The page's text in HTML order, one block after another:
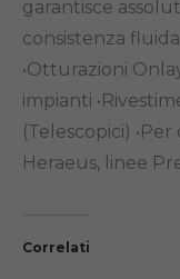
garantisce
consistenza
•Otturazioni
impianti
(Telescopici)
Heraeus, linee
Correlati